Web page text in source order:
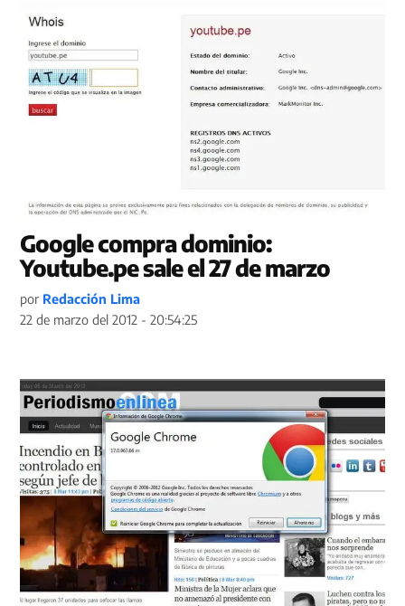
Google compra dominio:
Youtube.pe sale el 27 de marzo
por Redacción Lima
22 de marzo del 2012 - 20:54:25